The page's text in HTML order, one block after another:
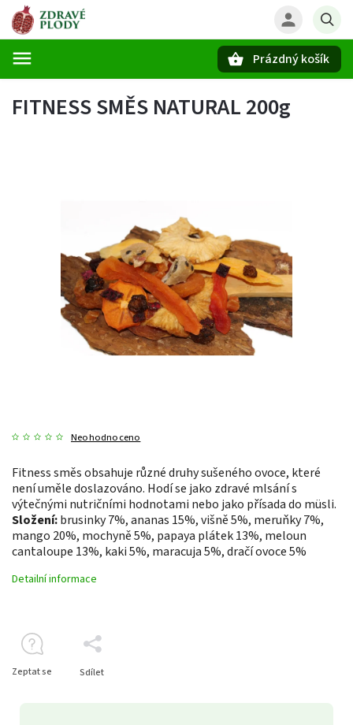
Prázdný košík
FITNESS SMĚS NATURAL 200g
Neohodnoceno
Fitness směs obsahuje různé druhy sušeného ovoce, které
není uměle doslazováno. Hodí se jako zdravé mlsání s
výtečnými nutričními hodnotami nebo jako přísada do müsli.
Složení:brusinky 7%, ananas 15%, višně 5%, meruňky 7%,
mango 20%, mochyně 5%, papaya plátek 13%, meloun
cantaloupe 13%, kaki 5%, maracuja 5%, dračí ovoce 5%
Detailní informace
Zeptat se Sdílet